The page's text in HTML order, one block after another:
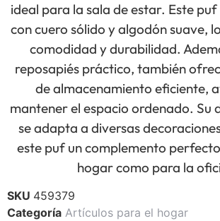
ideal para la sala de estar. Este
con cuero sólido y algodón suave,
comodidad y durabilidad.
reposapiés práctico, también
de almacenamiento eficiente,
mantener el espacio ordenado. Su
se adapta a diversas
este puf un complemento
hogar como para la
SKU 459379
Categoría Artículos para el hogar